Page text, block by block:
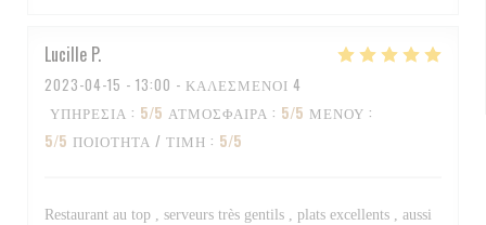
Lucille P
2023-04-15 - 13:00 - ΚΑΛΕΣΜΈΝΟΙ 4
ΥΠΗΡΕΣΊΑ : 5/5 ΑΤΜΌΣΦΑΙΡΑ : 5/5 ΜΕΝΟΎ :
5/5 ΠΟΙΌΤΗΤΑ / ΤΙΜΉ : 5/5
Restaurant au top , serveurs très gentils , plats excellents , aussi